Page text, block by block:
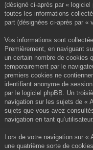
(désigné ci-après par «
toutes les informations
part (désignées ci-après par «
Vos informations sont
Premièrement, en naviguant
un certain nombre de cookies
temporairement par le
premiers cookies ne
identifiant anonyme de
par le logiciel phpBB. Un
navigation sur les sujets de «
sujets que vous avez
navigation en tant qu’utilisateur.
Lors de votre navigation sur «
une quatrième sorte de